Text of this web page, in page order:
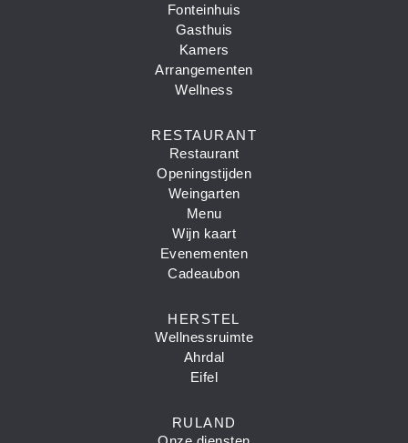
Fonteinhuis
Gasthuis
Kamers
Arrangementen
Wellness
RESTAURANT
Restaurant
Openingstijden
Weingarten
Menu
Wijn kaart
Evenementen
Cadeaubon
HERSTEL
Wellnessruimte
Ahrdal
Eifel
RULAND